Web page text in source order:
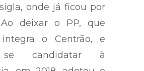
quis levá-
onde já ficou por
deixar o PP, que
o Centrão, e